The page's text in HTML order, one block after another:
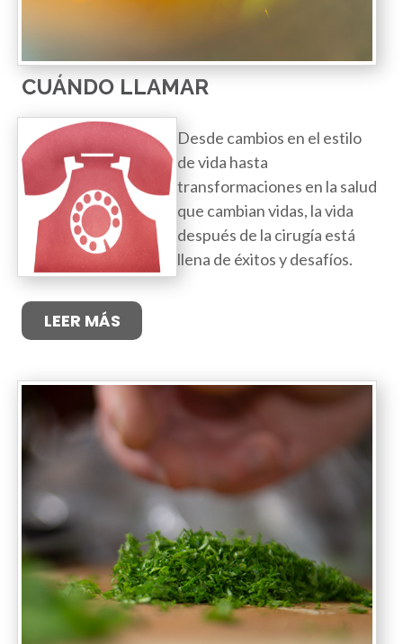
CUÁNDO LLAMAR
Desde cambios en el estilo
de vida hasta
transformaciones en la salud
que cambian vidas, la vida
después de la cirugía está
llena de éxitos y desafíos.
LEER MÁS